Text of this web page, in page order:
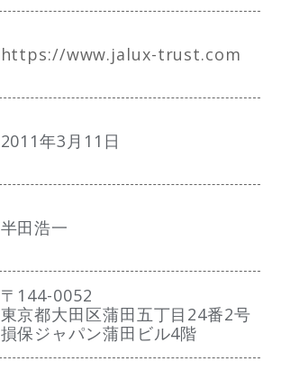
https://www.jalux-trust.com
2011年3月11日
半田浩一
〒144-0052
東京都大田区蒲田五丁目24番2号
損保ジャパン蒲田ビル4階